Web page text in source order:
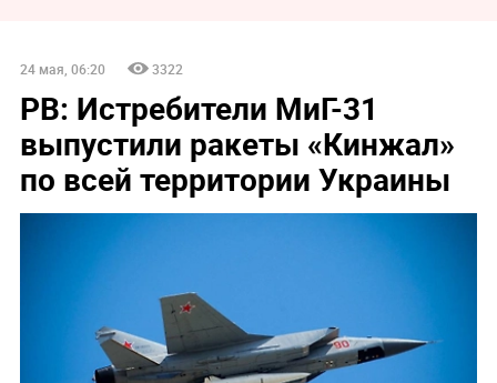
24 мая, 06:20 3322
РВ: Истребители МиГ-31
выпустили ракеты «Кинжал»
по всей территории Украины